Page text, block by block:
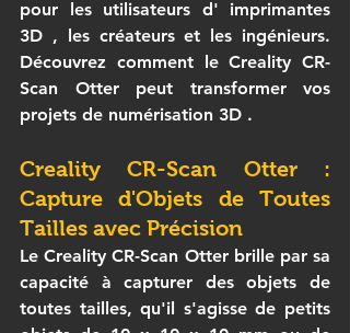
pour les utilisateurs d' imprimantes
3D , les créateurs et les ingénieurs.
Découvrez comment le Creality CR-
Scan Otter peut transformer vos
projets de numérisation 3D .
Creality CR-Scan Otter :
Capture d'Objets de Toutes
Tailles avec Précision
Le Creality CR-Scan Otter brille par sa
capacité à capturer des objets de
toutes tailles, qu'il s'agisse de petits